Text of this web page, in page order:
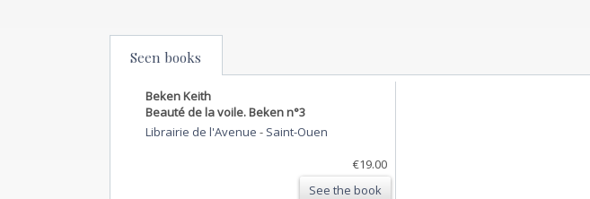
Seen books
Beken Keith
Beauté de la voile. Beken n°3
Librairie de l'Avenue - Saint-Ouen
€19.00
See the book